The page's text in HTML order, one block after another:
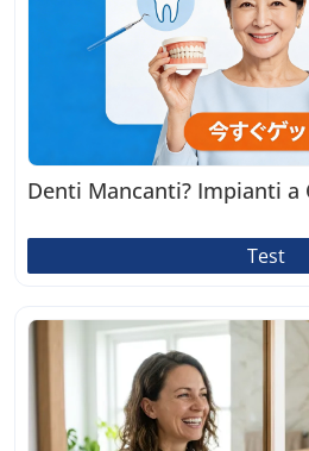
Denti Mancanti? Impianti a
Test